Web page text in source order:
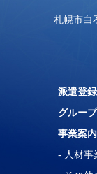
札幌市白
派遣登
グルー
事業案内
- 人材事